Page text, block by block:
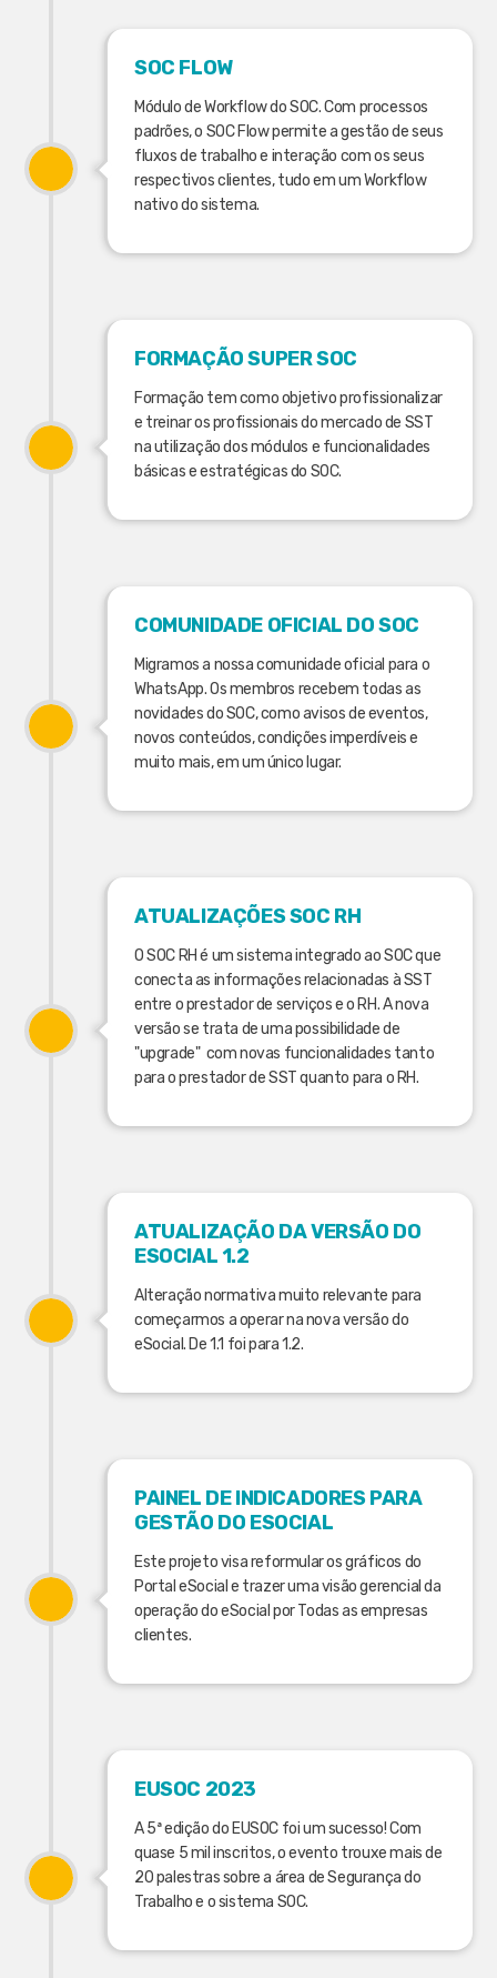
SOC FLOW
Módulo de Workflow do SOC. Com processos
padrões, o SOC Flow permite a gestão de seus
fluxos de trabalho e interação com os seus
respectivos clientes, tudo em um Workflow
nativo do sistema.
FORMAÇÃO SUPER SOC
Formação tem como objetivo profissionalizar
e treinar os profissionais do mercado de SST
na utilização dos módulos e funcionalidades
básicas e estratégicas do SOC.
COMUNIDADE OFICIAL DO SOC
Migramos a nossa comunidade oficial para o
WhatsApp. Os membros recebem todas as
novidades do SOC, como avisos de eventos,
novos conteúdos, condições imperdíveis e
muito mais, em um único lugar.
ATUALIZAÇÕES SOC RH
O SOC RH é um sistema integrado ao SOC que
conecta as informações relacionadas à SST
entre o prestador de serviços e o RH. A nova
versão se trata de uma possibilidade de
"upgrade" com novas funcionalidades tanto
para o prestador de SST quanto para o RH.
ATUALIZAÇÃO DA VERSÃO DO
ESOCIAL 1.2
Alteração normativa muito relevante para
começarmos a operar na nova versão do
eSocial. De 1.1 foi para 1.2.
PAINEL DE INDICADORES PARA
GESTÃO DO ESOCIAL
Este projeto visa reformular os gráficos do
Portal eSocial e trazer uma visão gerencial da
operação do eSocial por Todas as empresas
clientes.
EUSOC 2023
A 5ª edição do EUSOC foi um sucesso! Com
quase 5 mil inscritos, o evento trouxe mais de
20 palestras sobre a área de Segurança do
Trabalho e o sistema SOC.